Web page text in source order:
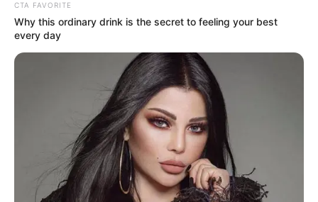
transitaba carril de
Metroplús en Medellín
PICO Y PLACA EN
CARTAGENA
Pico y placa en Cartagena
del 3 al 9 de agosto de
2026: pilas con la nueva
rotación
CTA FAVORITE
Why this ordinary drink is the secret to feeling your best
every day